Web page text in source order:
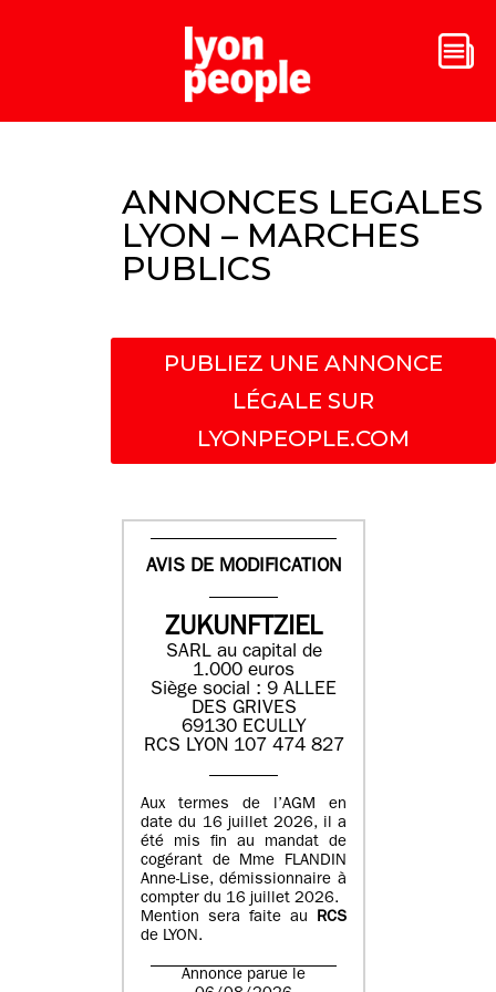
ANNONCES LEGALES
LYON – MARCHES
PUBLICS
PUBLIEZ UNE ANNONCE
LÉGALE SUR
LYONPEOPLE.COM
AVIS DE MODIFICATION
ZUKUNFTZIEL
SARL au capital de
1.000 euros
Siège social : 9 ALLEE
DES GRIVES
69130 ECULLY
RCS LYON 107 474 827
Aux termes de l’AGM en
date du 16 juillet 2026, il a
été mis fin au mandat de
cogérant de Mme FLANDIN
Anne-Lise, démissionnaire à
compter du 16 juillet 2026.
Mention sera faite au RCS
de LYON.
Annonce parue le